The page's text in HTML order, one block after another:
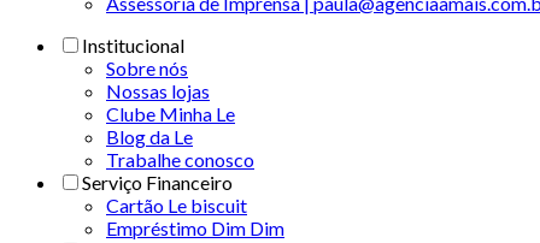
Institucional
Sobre nós
Nossas lojas
Clube Minha Le
Blog da Le
Trabalhe conosco
Serviço Financeiro
Cartão Le biscuit
Empréstimo Dim Dim